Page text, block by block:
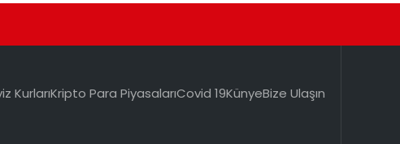
KurlarıKripto Para PiyasalarıCovid 19KünyeBize Ulaşın